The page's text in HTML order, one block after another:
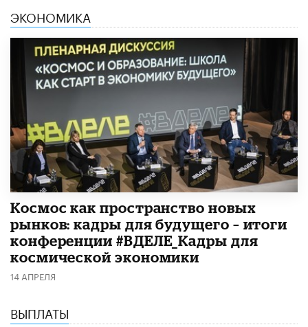
ЭКОНОМИКА
Космос как пространство новых
рынков: кадры для будущего – итоги
конференции #ВДЕЛЕ_Кадры для
космической экономики
14 АПРЕЛЯ
ВЫПЛАТЫ